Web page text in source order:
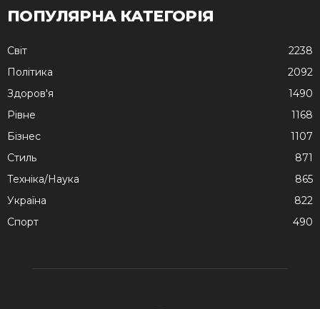
ПОПУЛЯРНА КАТЕГОРІЯ
Cвіт
2238
Політика
2092
Здоров'я
1490
Рівне
1168
Бізнес
1107
Стиль
871
Техніка/Наука
865
Україна
822
Спорт
490